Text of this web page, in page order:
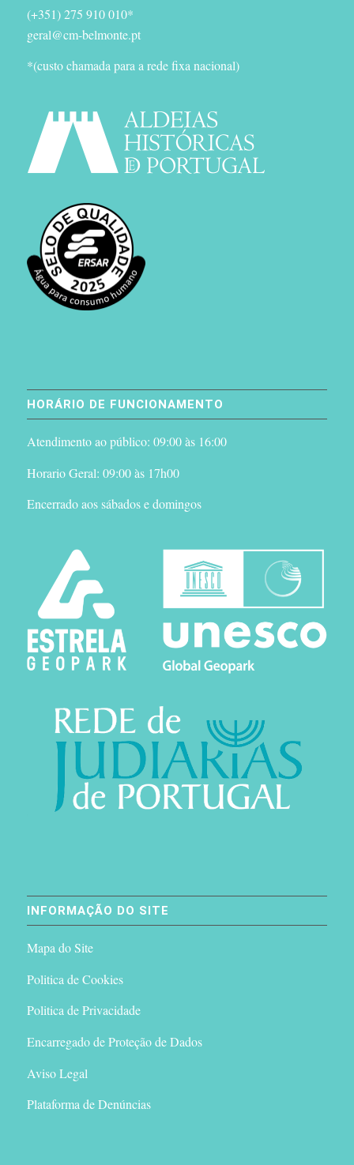
(+351) 275 910 010*
geral@cm-belmonte.pt
*(custo chamada para a rede fixa nacional)
HORÁRIO DE FUNCIONAMENTO
Atendimento ao público: 09:00 às 16:00
Horario Geral: 09:00 às 17h00
Encerrado aos sábados e domingos
INFORMAÇÃO DO SITE
Mapa do Site
Politica de Cookies
Politica de Privacidade
Encarregado de Proteção de Dados
Aviso Legal
Plataforma de Denúncias